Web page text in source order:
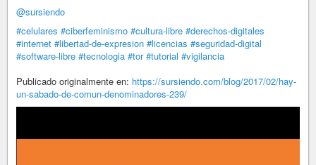
@sursiendo
#celulares #ciberfeminismo #cultura-libre #derechos-digitales
#internet #libertad-de-expresion #licencias #seguridad-digital
#software-libre #tecnologia #tor #tutorial #vigilancia
Publicado originalmente en: https://sursiendo.com/blog/2017/02/hay-
un-sabado-de-comun-denominadores-239/